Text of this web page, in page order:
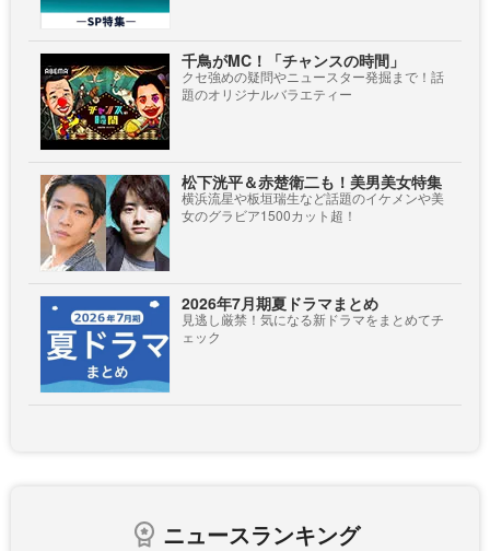
千鳥がMC！「チャンスの時間」
クセ強めの疑問やニュースター発掘まで！話
題のオリジナルバラエティー
松下洸平＆赤楚衛二も！美男美女特集
横浜流星や板垣瑞生など話題のイケメンや美
女のグラビア1500カット超！
2026年7月期夏ドラマまとめ
見逃し厳禁！気になる新ドラマをまとめてチ
ェック
ニュースランキング